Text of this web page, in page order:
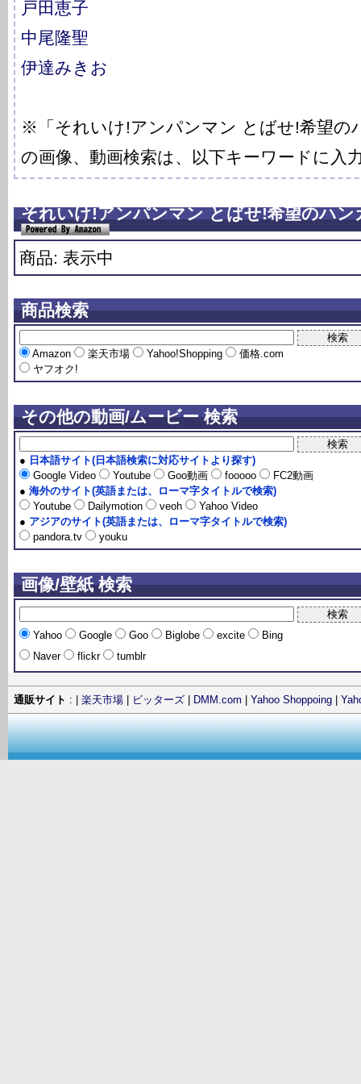
戸田恵子
中尾隆聖
伊達みきお
※「それいけ!アンパンマン とばせ!希望の
の画像、動画検索は、以下キーワードに入
それいけ!アンパンマン とばせ!希望のハン
商品: 表示中
商品検索
Amazon 楽天市場 Yahoo!Shopping
価格.com
ヤフオク!
その他の動画/ムービー 検索
● 日本語サイト(日本語検索に対応サイトより探す)
Google Video
Youtube Goo動画 fooooo
FC2動画
● 海外のサイト(英語または、ローマ字タイトルで検索)
Youtube
Dailymotion veoh
Yahoo Video
● アジアのサイト(英語または、ローマ字タイトルで検索)
pandora.tv
youku
画像/壁紙 検索
Yahoo Google Goo Biglobe excite
Bing
Naver
flickr tumblr
通販サイト : | 楽天市場 ビッターズ DMM.com Yahoo Shoppoing